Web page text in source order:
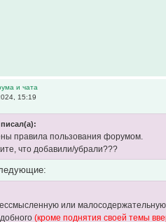
и чата
15:19
правила пользования форумом.
что добавили/убрали???
или
(кроме поднятия своей темы